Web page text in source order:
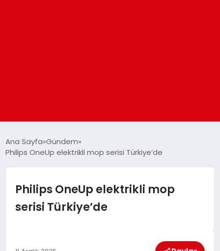
DÜNYA
Ana Sayfa Gündem
Philips OneUp elektrikli mop serisi Türkiye’de
Philips OneUp elektrikli mop
serisi Türkiye’de